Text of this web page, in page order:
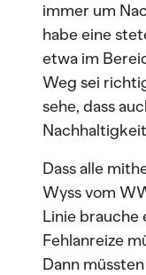
immer um
habe eine
etwa im
Weg sei
sehe, dass
Dass alle
Wyss vom
Linie brauche
Fehlanreize
Dann